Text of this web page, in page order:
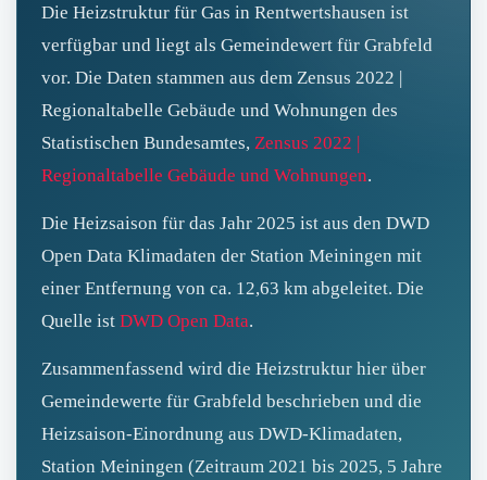
Die Heizstruktur für Gas in Rentwertshausen ist
verfügbar und liegt als Gemeindewert für Grabfeld
vor. Die Daten stammen aus dem Zensus 2022 |
Regionaltabelle Gebäude und Wohnungen des
Statistischen Bundesamtes, Zensus 2022 |
Regionaltabelle Gebäude und Wohnungen.
Die Heizsaison für das Jahr 2025 ist aus den DWD
Open Data Klimadaten der Station Meiningen mit
einer Entfernung von ca. 12,63 km abgeleitet. Die
Quelle ist DWD Open Data.
Zusammenfassend wird die Heizstruktur hier über
Gemeindewerte für Grabfeld beschrieben und die
Heizsaison-Einordnung aus DWD-Klimadaten,
Station Meiningen (Zeitraum 2021 bis 2025, 5 Jahre